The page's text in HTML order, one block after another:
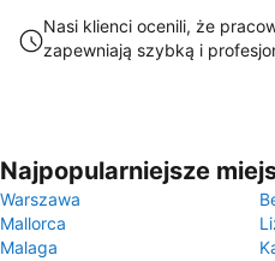
Nasi klienci ocenili, że
zapewniają szybką i
Najpopularniejsze
Warszawa
Mallorca
Malaga